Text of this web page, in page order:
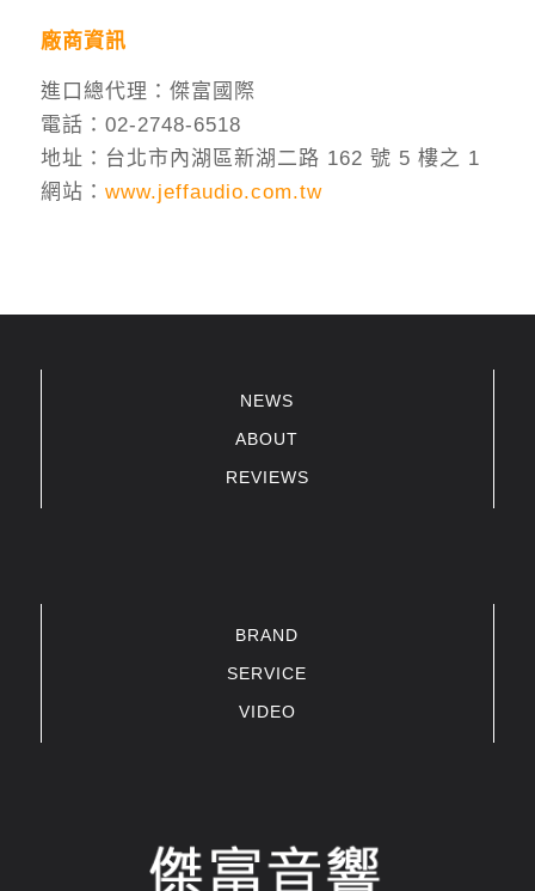
廠商資訊
進口總代理：傑富國際
電話：02-2748-6518
地址：台北市內湖區新湖二路 162 號 5 樓之 1
網站： www.jeffaudio.com.tw
NEWS
ABOUT
REVIEWS
BRAND
SERVICE
VIDEO